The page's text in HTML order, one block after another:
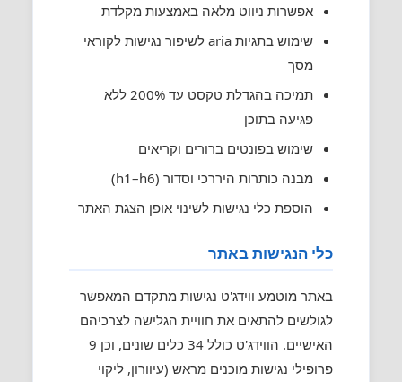
אפשרות ניווט מלאה באמצעות מקלדת
שימוש בתגיות aria לשיפור נגישות לקוראי
מסך
תמיכה בהגדלת טקסט עד 200% ללא
פגיעה בתוכן
שימוש בפונטים ברורים וקריאים
מבנה כותרות היררכי וסדור (h1–h6)
הוספת כלי נגישות לשינוי אופן הצגת האתר
כלי הנגישות באתר
באתר מוטמע ווידג'ט נגישות מתקדם המאפשר
לגולשים להתאים את חוויית הגלישה לצרכיהם
האישיים. הווידג'ט כולל 34 כלים שונים, וכן 9
פרופילי נגישות מוכנים מראש (עיוורון, ליקוי